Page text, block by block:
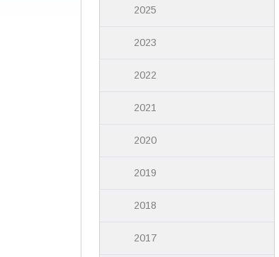
2025
2023
2022
2021
2020
2019
2018
2017